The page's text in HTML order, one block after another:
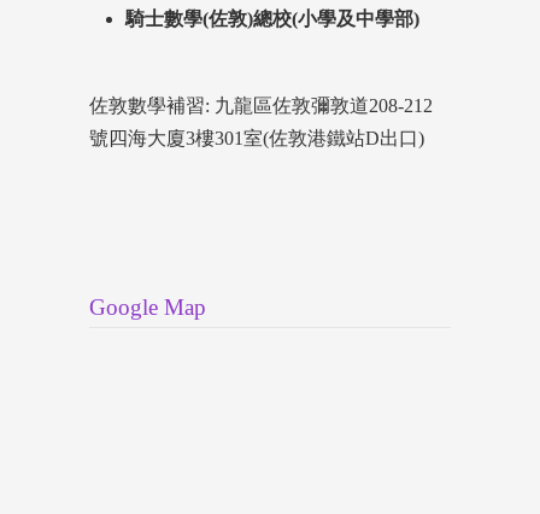
騎士數學(佐敦)總校(小學及中學部)
佐敦數學補習: 九龍區佐敦彌敦道208-212
號四海大廈3樓301室(佐敦港鐵站D出口)
Google Map